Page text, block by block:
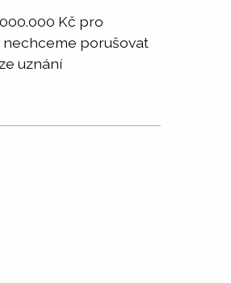
Kč pro
nechceme porušovat
uznání